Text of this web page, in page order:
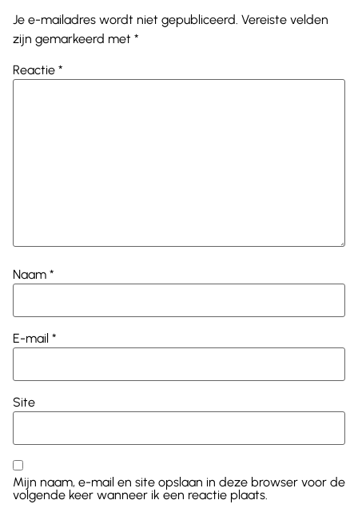
Je e-mailadres wordt niet gepubliceerd. Vereiste velden
zijn gemarkeerd met *
Reactie *
Naam *
E-mail *
Site
Mijn naam, e-mail en site opslaan in deze browser voor de
volgende keer wanneer ik een reactie plaats.